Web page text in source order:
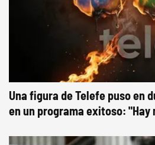
Una figura de Telefe puso en
en un programa exitoso: